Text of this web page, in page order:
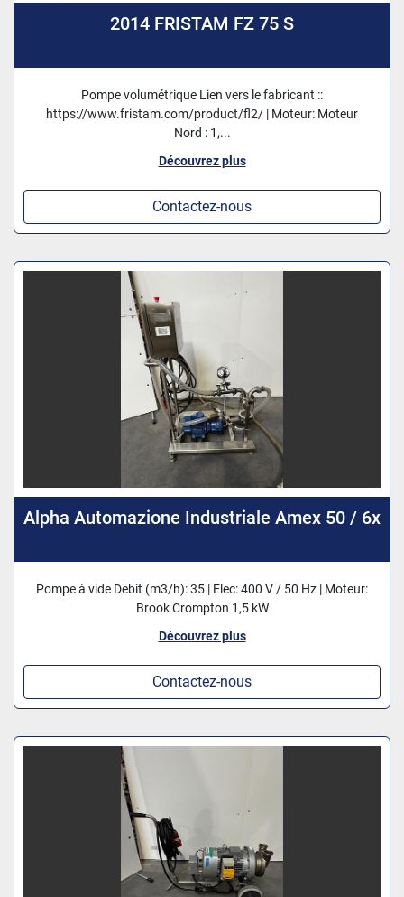
2014 FRISTAM FZ 75 S
Pompe volumétrique Lien vers le fabricant ::
https://www.fristam.com/product/fl2/ | Moteur: Moteur
Nord : 1,...
Découvrez plus
Contactez-nous
Alpha Automazione Industriale Amex 50 / 6x
Pompe à vide Debit (m3/h): 35 | Elec: 400 V / 50 Hz | Moteur:
Brook Crompton 1,5 kW
Découvrez plus
Contactez-nous